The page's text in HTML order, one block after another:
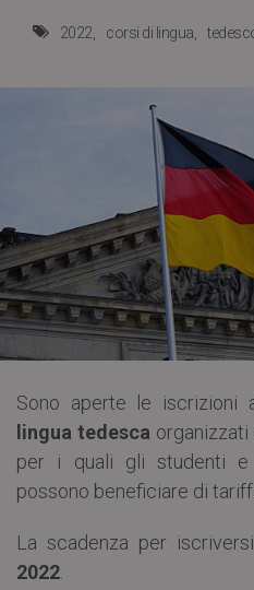
2022 corsi di lingua
Sono aperte le iscrizioni
lingua tedesca organizzati
per i quali gli studenti e
possono beneficiare di
La scadenza per
2022